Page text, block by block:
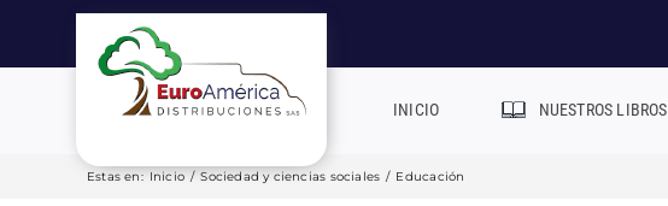
contenido
INICIO NUESTROS LIBROS
Estas en: Inicio / Sociedad y ciencias sociales / Educación